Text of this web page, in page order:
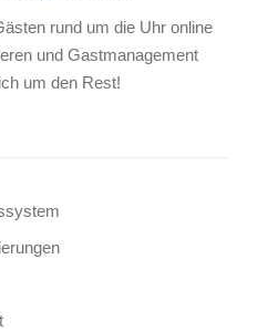
rund um die Uhr online
und Gastmanagement
um den Rest!